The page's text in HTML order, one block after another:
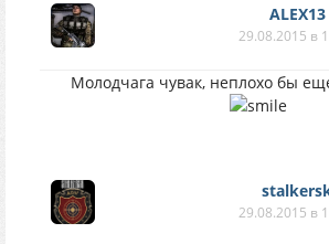
ALEX13
29.08.2015 в
Молодчага чувак, неплохо бы
29.08.2015 в